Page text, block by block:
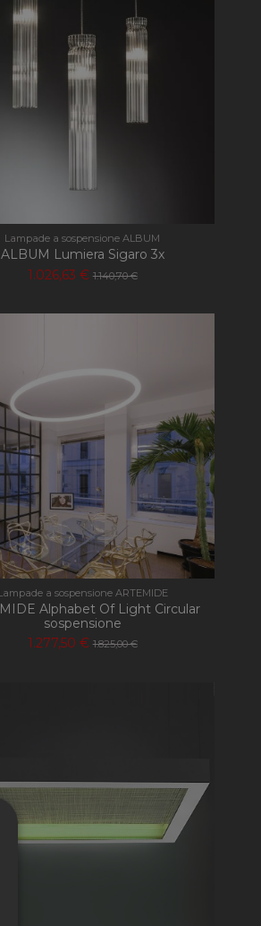
Lampade a sospensione ALBUM
ALBUM Lumiera Sigaro 3x
1.026,63 € 1.140,70 €
a sospensione ARTEMIDE
Alphabet Of Light Circular
sospensione
1.277,50 € 1.825,00 €